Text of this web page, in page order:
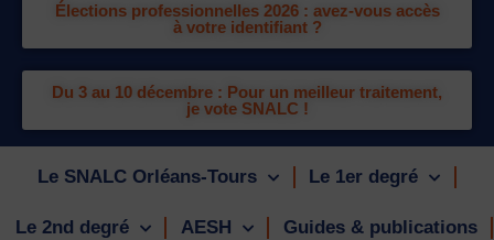
Élections professionnelles 2026 : avez-vous accès
à votre identifiant ?
Du 3 au 10 décembre : Pour un meilleur traitement,
je vote SNALC !
Le SNALC Orléans-Tours Le 1er degré
Le 2nd degré AESH Guides & publications